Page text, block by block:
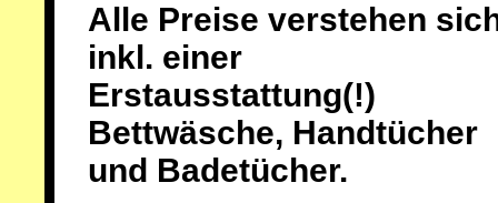
Alle Preise verstehen
inkl. einer
Erstausstattung(!)
Bettwäsche, Handtücher
und Badetücher.